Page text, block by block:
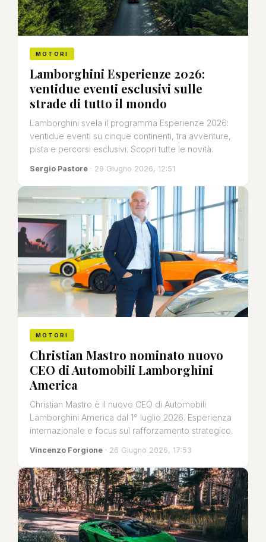
MOTORI
Lamborghini Esperienze 2026:
ventidue eventi esclusivi sulle
strade di tutto il mondo
Lamborghini svela il programma Esperienze 2026:
ventidue eventi su cinque continenti, tra avventure,
pista e percorsi esclusivi. Scopri tutte le novità.
Sergio Pastore · 29 Giugno 2026, 12:51
MOTORI
Christian Mastro nominato nuovo
CEO di Automobili Lamborghini
America
Christian Mastro è il nuovo CEO di Automobili
Lamborghini America dal 1° luglio 2026. Esperienza
internazionale e focus sul rafforzamento strategico.
Vincenzo Forgione · 26 Giugno 2026, 17:53